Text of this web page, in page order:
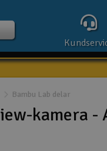
Bambu Lab delar
kamera -